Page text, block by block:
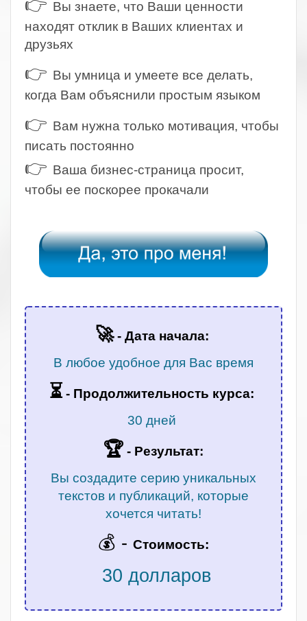
👉 Вы знаете, что Ваши ценности
находят отклик в Ваших клиентах и
друзьях
👉 Вы умница и умеете все делать,
когда Вам объяснили простым языком
👉 Вам нужна только мотивация, чтобы
писать постоянно
👉 Ваша бизнес-страница просит,
чтобы ее поскорее прокачали
🚀- Дата начала:
В любое удобное для Вас время
⏳- Продолжительность курса:
30 дней
🏆 - Результат:
Вы создадите серию уникальных
текстов и публикаций, которые
хочется читать!
💰 - Стоимость:
30 долларов